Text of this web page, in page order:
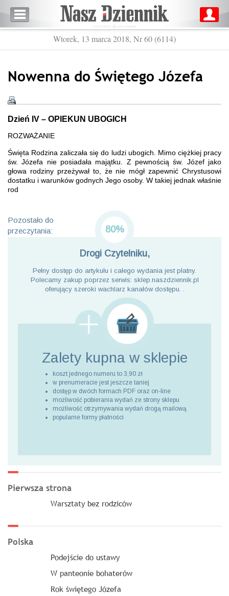
Wtorek, 13 marca 2018, Nr 60 (6114)
Nowenna do Świętego Józefa
Dzień IV – OPIEKUN UBOGICH
ROZWAŻANIE
Święta Rodzina zaliczała się do ludzi ubogich. Mimo ciężkiej pracy
św. Józefa nie posiadała majątku. Z pewnością św. Józef jako
głowa rodziny przeżywał to, że nie mógł zapewnić Chrystusowi
dostatku i warunków godnych Jego osoby. W takiej jednak właśnie
rod
Pozostało do
przeczytania:
80%
Drogi Czytelniku,
Pełny dostęp do artykułu i całego wydania jest płatny.
Polecamy zakup poprzez serwis: sklep.naszdziennik.pl
oferujący szeroki wachlarz kanałów dostępu. .
Zalety kupna w sklepie
koszt jednego numeru to 3,90 zł
w prenumeracie jest jeszcze taniej
dostęp w dwóch formach PDF oraz on-line
możliwość pobierania wydań ze strony sklepu
możliwość otrzymywania wydań drogą mailową
popularne formy płatności
Pierwsza strona
Warsztaty bez rodziców
Polska
Podejście do ustawy
W panteonie bohaterów
Rok świętego Józefa